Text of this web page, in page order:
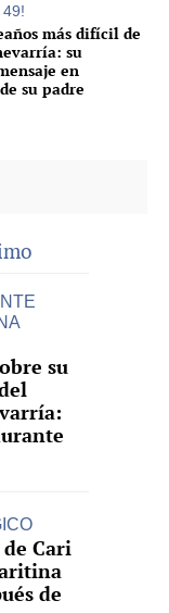
49!
más difícil de
su
en
su padre
su
Cari
de